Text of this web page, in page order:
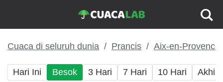
Cuaca di seluruh dunia Prancis Aix-en-Provence
Hari Ini Besok 3 Hari 7 Hari 10 Hari Akhir